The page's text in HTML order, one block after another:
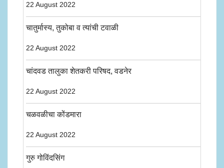
22 August 2022
चातुर्मास्य, तुकोबा व त्यांची टवाळी
22 August 2022
चांदवड तालुका शेतकरी परिषद, वडनेर
22 August 2022
चळवळीचा कोंडमारा
22 August 2022
गुरु गोविंदसिंग